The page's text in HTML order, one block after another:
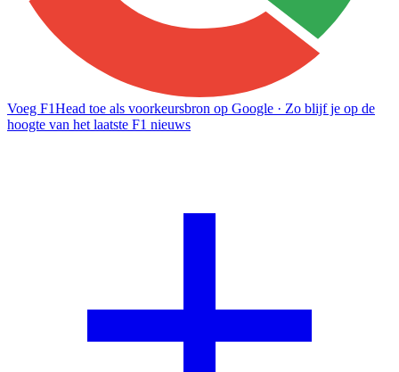
Voeg F1Head toe als voorkeursbron op Google · Zo blijf je op de
hoogte van het laatste F1 nieuws